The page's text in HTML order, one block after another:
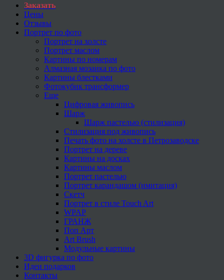
Заказать
Цены
Отзывы
Портрет по фото
Портрет на холсте
Портрет маслом
Картины по номерам
Алмазная мозаика по фото
Картины блестками
Фотокубик трансформер
Еще
Цифровая живопись
Шарж
Шарж пастелью (стилизация)
Стилизация под живопись
Печать фото на холсте в Петрозаводске
Портрет на дереве
Картины на досках
Картины маслом
Портрет пастелью
Портрет карандашом (имитация)
Скетч
Портрет в стиле Touch Art
WPAP
ГРАНЖ
Поп Арт
Art Brush
Модульные картины
3D фигурка по фото
Идеи подарков
Контакты